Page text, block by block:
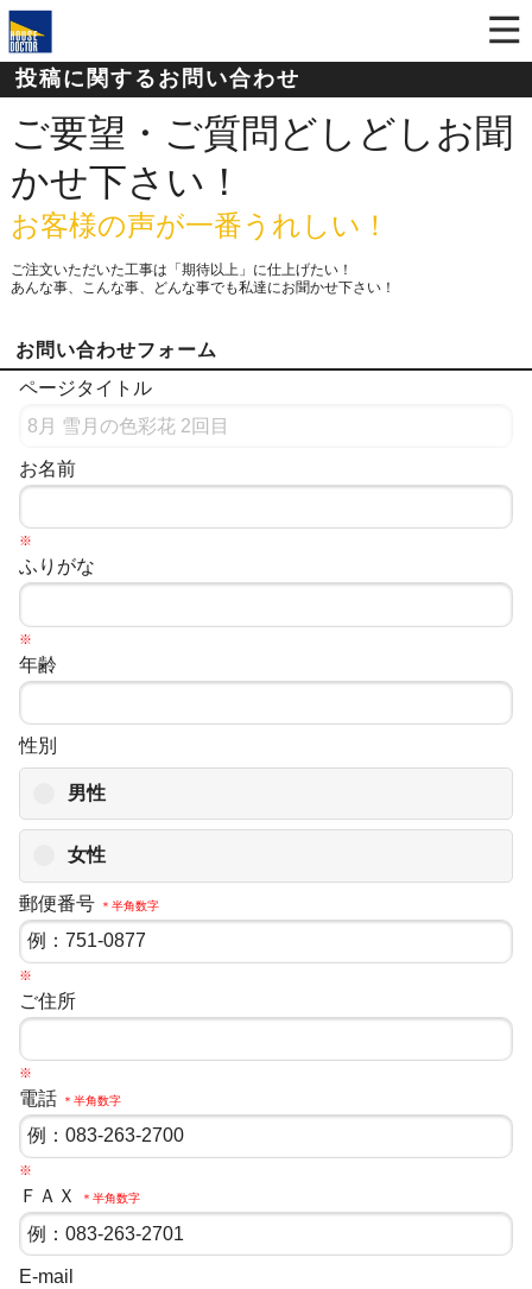
投稿に関するお問い合わせ
ご要望・ご質問どしどしお聞
かせ下さい！
お客様の声が一番うれしい！
ご注文いただいた工事は「期待以上」に仕上げたい！
あんな事、こんな事、どんな事でも私達にお聞かせ下さい！
お問い合わせフォーム
ページタイトル
お名前
※
ふりがな
※
年齢
性別
男性
女性
郵便番号 ＊半角数字
※
ご住所
※
電話 ＊半角数字
※
ＦＡＸ ＊半角数字
E-mail